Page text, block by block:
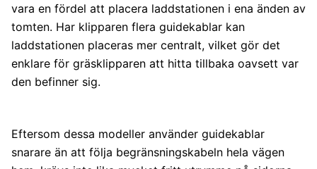
vara en fördel att placera laddstationen i ena änden av
tomten. Har klipparen flera guidekablar kan
laddstationen placeras mer centralt, vilket gör det
enklare för gräsklipparen att hitta tillbaka oavsett var
den befinner sig.
Eftersom dessa modeller använder guidekablar
snarare än att följa begränsningskabeln hela vägen